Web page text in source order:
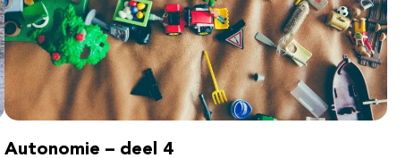
Autonomie – deel 4